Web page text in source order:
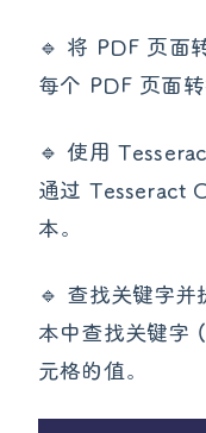
🔹 将 PDF 页面
每个 PDF 页面转
🔹 使用
通过 Tesseract
本。
🔹 查找关键字
本中查找关键字
元格的值。